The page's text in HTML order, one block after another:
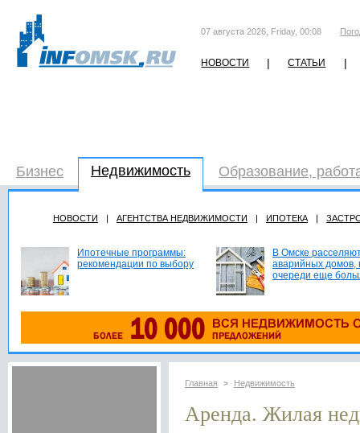
07 августа 2026, Friday, 00:08
НОВОСТИ | СТАТЬИ |
Бизнес Недвижимость Образование,
НОВОСТИ | АГЕНТСТВА НЕДВИЖИМОСТИ | ИПОТЕКА |
Ипотечные программы:
рекомендации по выбору
В Омске
аварийных домов,
очереди еще
Главная > Недвижимость
Аренда. Жилая